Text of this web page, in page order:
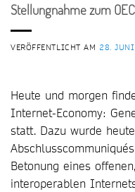
Stellungnahme zum
VERÖFFENTLICHT AM 28.
Heute und morgen
Internet-Economy:
statt. Dazu wurde
Betonung eines
interoperablen